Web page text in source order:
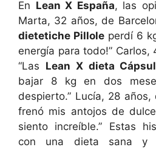
En Lean X España, las
Marta, 32 años, de
dietetiche Pillole perdí 6
energía para todo!”
“Las Lean X dieta
bajar 8 kg en dos
despierto.” Lucía, 28 años,
frenó mis antojos de
siento increíble.” Estas
con una dieta sana y